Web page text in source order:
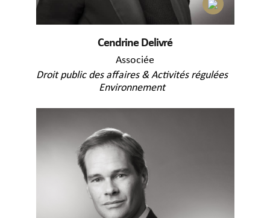
Cendrine Delivré
Associée
Droit public des affaires & Activités régulées
Environnement